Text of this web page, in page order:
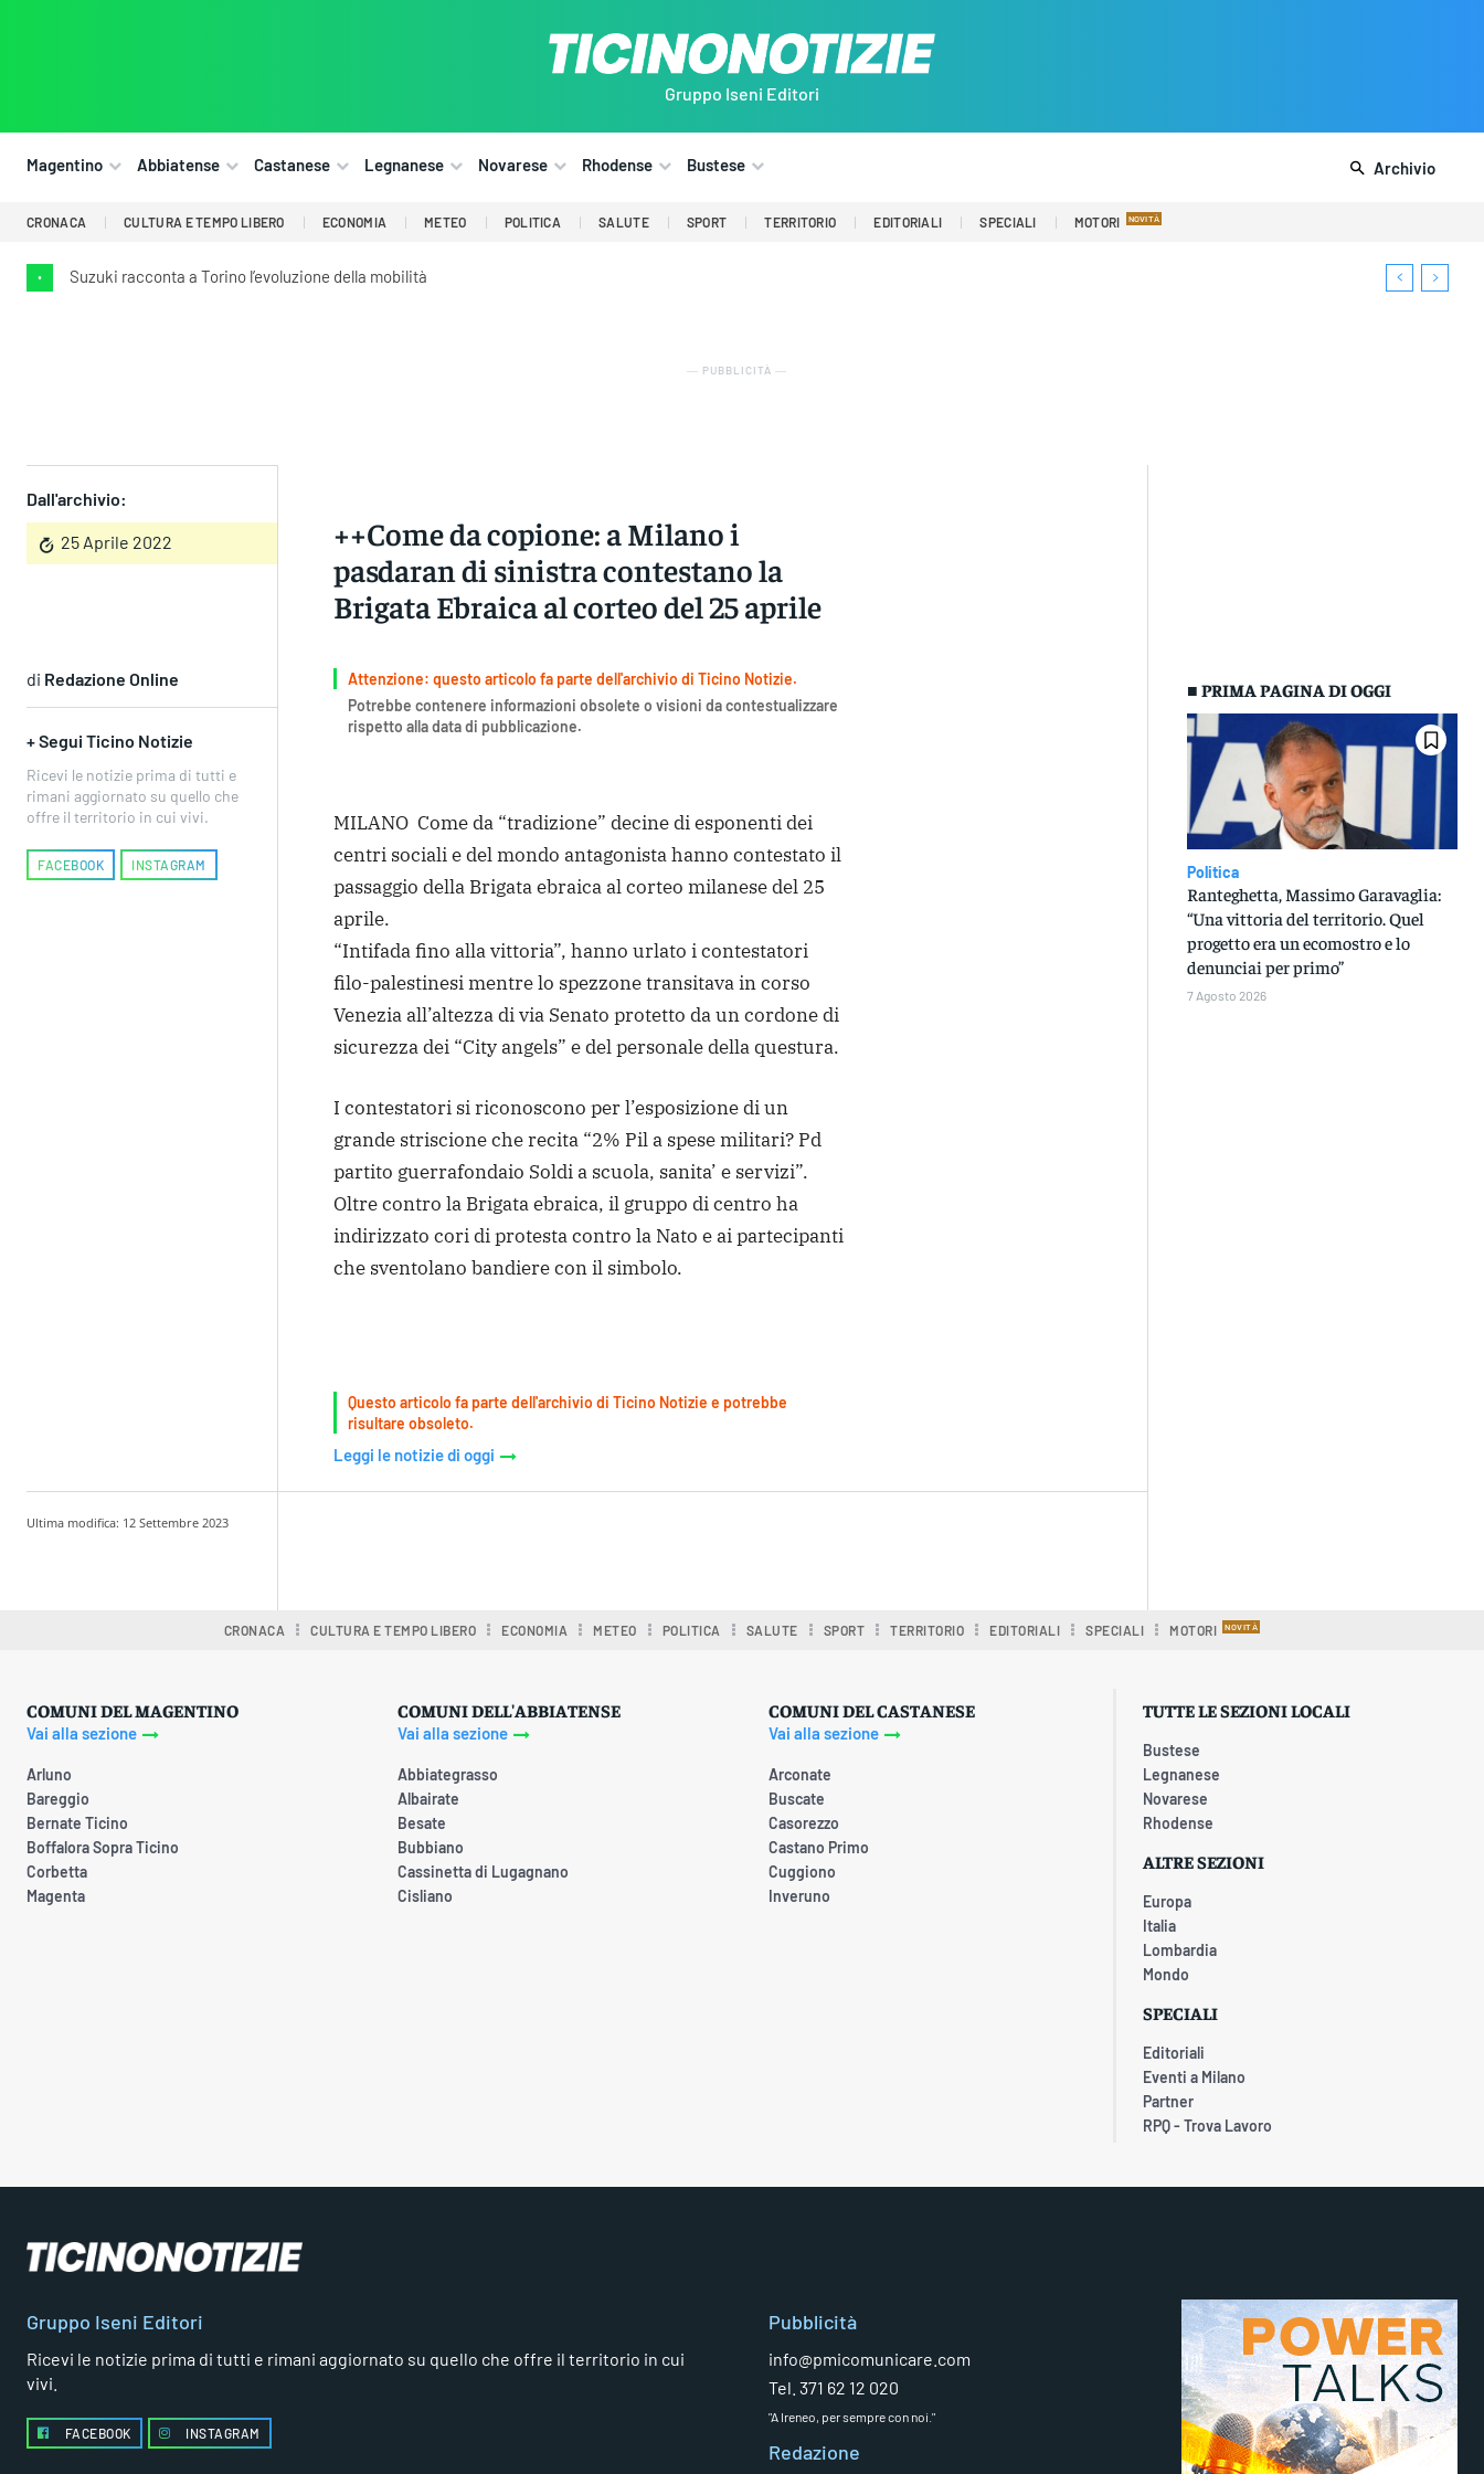
Gruppo Iseni Editori
Magentino Abbiatense Castanese Legnanese Novarese Rhodense Bustese Archivio
CRONACA CULTURA E TEMPO LIBERO ECONOMIA METEO POLITICA SALUTE SPORT TERRITORIO EDITORIALI SPECIALI MOTORI
• Suzuki racconta a Torino l’evoluzione della mobilità
― PUBBLICITÀ ―
Dall'archivio:
25 Aprile 2022
++Come da copione: a Milano i
pasdaran di sinistra contestano la
Brigata Ebraica al corteo del 25 aprile
di Redazione Online
+ Segui Ticino Notizie
Ricevi le notizie prima di tutti e
rimani aggiornato su quello che
offre il territorio in cui vivi.
FACEBOOK INSTAGRAM
Attenzione: questo articolo fa parte dell'archivio di Ticino Notizie.
Potrebbe contenere informazioni obsolete o visioni da contestualizzare
rispetto alla data di pubblicazione.
MILANO Come da “tradizione” decine di esponenti dei
centri sociali e del mondo antagonista hanno contestato il
passaggio della Brigata ebraica al corteo milanese del 25
aprile.
“Intifada fino alla vittoria”, hanno urlato i contestatori
filo-palestinesi mentre lo spezzone transitava in corso
Venezia all’altezza di via Senato protetto da un cordone di
sicurezza dei “City angels” e del personale della questura.
I contestatori si riconoscono per l’esposizione di un
grande striscione che recita “2% Pil a spese militari? Pd
partito guerrafondaio Soldi a scuola, sanita’ e servizi”.
Oltre contro la Brigata ebraica, il gruppo di centro ha
indirizzato cori di protesta contro la Nato e ai partecipanti
che sventolano bandiere con il simbolo.
Questo articolo fa parte dell'archivio di Ticino Notizie e potrebbe
risultare obsoleto.
Leggi le notizie di oggi
■ PRIMA PAGINA DI OGGI
Politica
Ranteghetta, Massimo Garavaglia:
“Una vittoria del territorio. Quel
progetto era un ecomostro e lo
denunciai per primo”
7 Agosto 2026
Ultima modifica: 12 Settembre 2023
CRONACA CULTURA E TEMPO LIBERO ECONOMIA METEO POLITICA SALUTE SPORT TERRITORIO EDITORIALI SPECIALI MOTORI
COMUNI DEL MAGENTINO
Vai alla sezione
Arluno
Bareggio
Bernate Ticino
Boffalora Sopra Ticino
Corbetta
Magenta
COMUNI DELL'ABBIATENSE
Vai alla sezione
Abbiategrasso
Albairate
Besate
Bubbiano
Cassinetta di Lugagnano
Cisliano
COMUNI DEL CASTANESE
Vai alla sezione
Arconate
Buscate
Casorezzo
Castano Primo
Cuggiono
Inveruno
TUTTE LE SEZIONI LOCALI
Bustese
Legnanese
Novarese
Rhodense
ALTRE SEZIONI
Europa
Italia
Lombardia
Mondo
SPECIALI
Editoriali
Eventi a Milano
Partner
RPQ - Trova Lavoro
Gruppo Iseni Editori
Ricevi le notizie prima di tutti e rimani aggiornato su quello che offre il territorio in cui
vivi.
FACEBOOK INSTAGRAM
Pubblicità
info@pmicomunicare.com
Tel. 371 62 12 020
"A Ireneo, per sempre con noi."
Redazione